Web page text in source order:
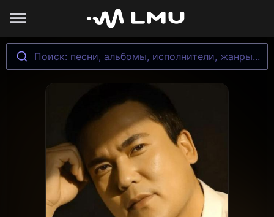
Поиск: песни, альбомы, исполнители, жанры...